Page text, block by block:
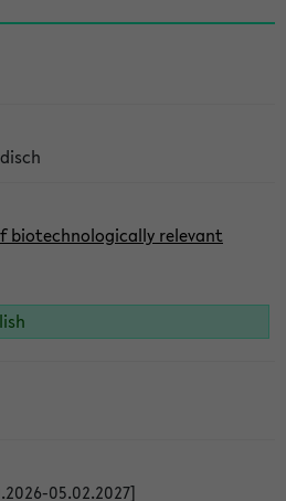
biotechnologically relevant
05.02.2027]